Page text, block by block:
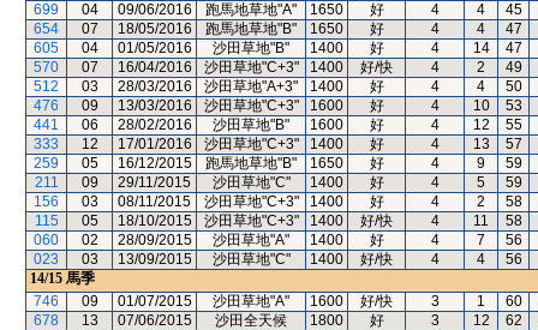
699
04 09/06/2016 跑馬地草地"A" 1650 好 4 4
45
654
07 18/05/2016 跑馬地草地"B" 1650 好 4 4
47
605
04 01/05/2016 沙田草地"B" 1400 好 4 14
47
570
07 16/04/2016 沙田草地"C+3" 1400 好/快 4 2
49
512
03 28/03/2016 沙田草地"A+3" 1400 好 4 4
50
476
09 13/03/2016 沙田草地"C+3" 1600 好 4 10
53
441
06 28/02/2016 沙田草地"B" 1600 好 4 12
55
333
12 17/01/2016 沙田草地"C+3" 1400 好 4 13
57
259
05 16/12/2015 跑馬地草地"B" 1650 好 4 9
59
211
09 29/11/2015 沙田草地"C" 1400 好 4 5
59
156
03 08/11/2015 沙田草地"C+3" 1400 好 4 2
58
115
05 18/10/2015 沙田草地"C+3" 1400 好/快 4 11
58
060
02 28/09/2015 沙田草地"A" 1400 好 4 7
56
023
03 13/09/2015 沙田草地"C" 1400 好/快 4 4
56
14/15 馬季
746
09 01/07/2015 沙田草地"A" 1600 好/快 3 1
60
678
13 07/06/2015 沙田全天候 1800 好 3 12
62